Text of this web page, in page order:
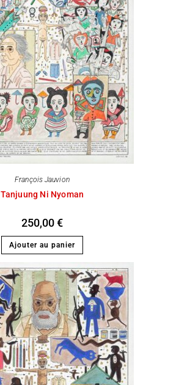
François Jauvion
Tanjuung Ni Nyoman
250,00€
Ajouter au panier